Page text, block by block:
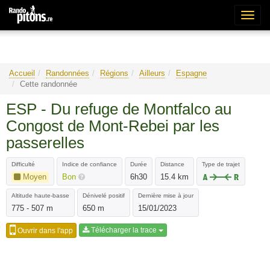
Accueil Randonnées Régions Ailleurs
Espagne
Cette randonnée
ESP - Du refuge de Montfalco au
Congost de Mont-Rebei par les
passerelles
Difficulté
Moyen
Indice de confiance
Bon
Durée
6h30
Distance
15.4 km
Type de trajet
Altitude haute-basse
775 - 507 m
Dénivelé positif
650 m
Dernière mise à jour
15/01/2023
Ouvrir dans l'app Télécharger la trace